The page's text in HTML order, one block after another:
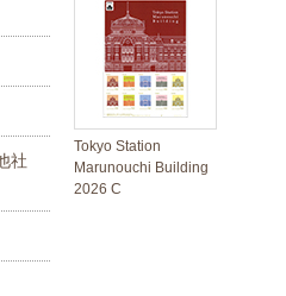
Tokyo Station
Marunouchi Building
2026 C
社